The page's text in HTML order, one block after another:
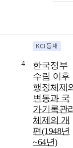
4
한국정부
수립 이후
행정체제
변동과 국
가기록관
체제의 개
편(1948년
~64년)